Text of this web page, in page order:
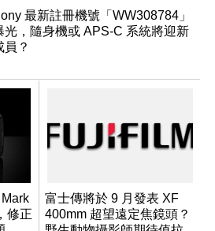
最新註冊機號「WW308784」
光，隨身機或 APS-C 系統將迎新
員？
修正
富士傳將於 9 月發表 XF
400mm 超望遠定焦鏡頭？